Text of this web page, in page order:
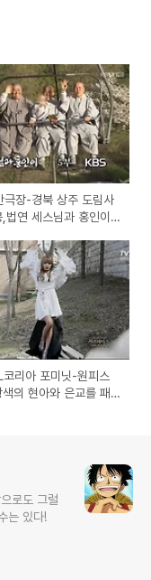
극장-경북 상주 도림사
법연 세스님과 홍인이
리아 포미닛-원피스
색의 현아와 은교를 패
로도 그럴
는 있다!